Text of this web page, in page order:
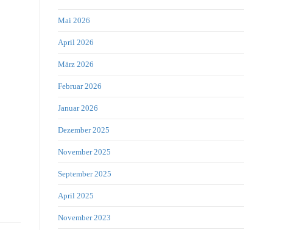
Mai 2026
April 2026
März 2026
Februar 2026
Januar 2026
Dezember 2025
November 2025
September 2025
April 2025
November 2023